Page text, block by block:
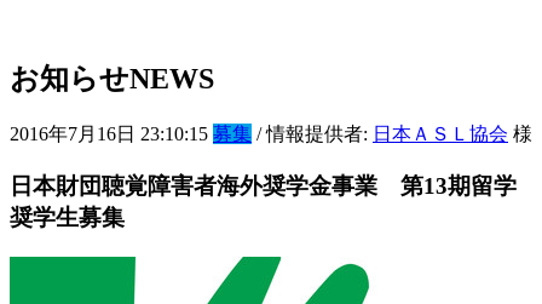
お知らせNEWS
2016年7月16日 23:10:15 募集 / 情報提供者: 日本ＡＳＬ協会 様
日本財団聴覚障害者海外奨学金事業 第13期留学
奨学生募集